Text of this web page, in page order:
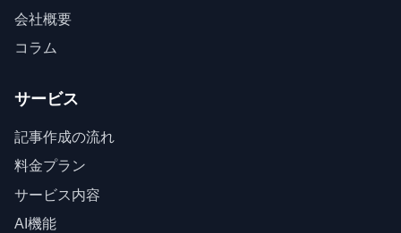
会社概要
コラム
サービス
記事作成の流れ
料金プラン
サービス内容
AI機能